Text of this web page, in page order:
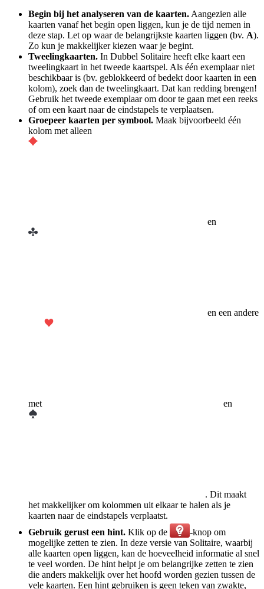
Begin bij het analyseren van de kaarten.Aangezien alle
kaarten vanaf het begin open liggen, kun je de tijd nemen in
deze stap. Let op waar de belangrijkste kaarten liggen (bv. A).
Zo kun je makkelijker kiezen waar je begint.
Tweelingkaarten. In Dubbel Solitaire heeft elke kaart een
tweelingkaart in het tweede kaartspel. Als één exemplaar niet
beschikbaar is (bv. geblokkeerd of bedekt door kaarten in een
kolom), zoek dan de tweelingkaart. Dat kan redding brengen!
Gebruik het tweede exemplaar om door te gaan met een reeks
of om een kaart naar de eindstapels te verplaatsen.
Groepeer kaarten per symbool. Maak bijvoorbeeld één
kolom met alleen
en
en een andere
met en
. Dit maakt
het makkelijker om kolommen uit elkaar te halen als je
kaarten naar de eindstapels verplaatst.
Gebruik gerust een hint. Klik op de
-knop om
mogelijke zetten te zien. In deze versie van Solitaire, waarbij
alle kaarten open liggen, kan de hoeveelheid informatie al snel
te veel worden. De hint helpt je om belangrijke zetten te zien
die anders makkelijk over het hoofd worden gezien tussen de
vele kaarten. Een hint gebruiken is geen teken van zwakte,